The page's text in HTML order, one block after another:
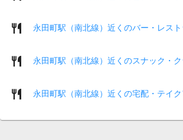
永田町駅（南北線）近くのバー・レス
永田町駅（南北線）近くのスナック・
永田町駅（南北線）近くの宅配・テイク